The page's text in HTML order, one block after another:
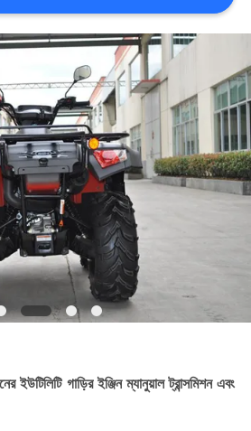
গাড়ির ইঞ্জিন ম্যানুয়াল ট্রান্সমিশন এবং